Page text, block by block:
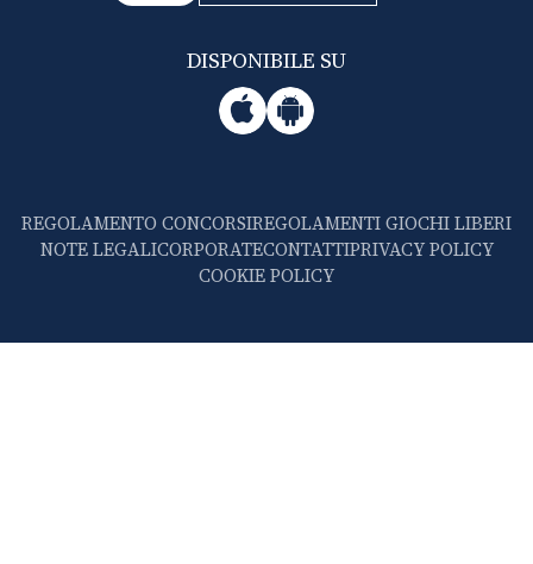
DISPONIBILE SU
REGOLAMENTO CONCORSIREGOLAMENTI GIOCHI LIBERI
NOTE LEGALICORPORATECONTATTIPRIVACY POLICY
COOKIE POLICY